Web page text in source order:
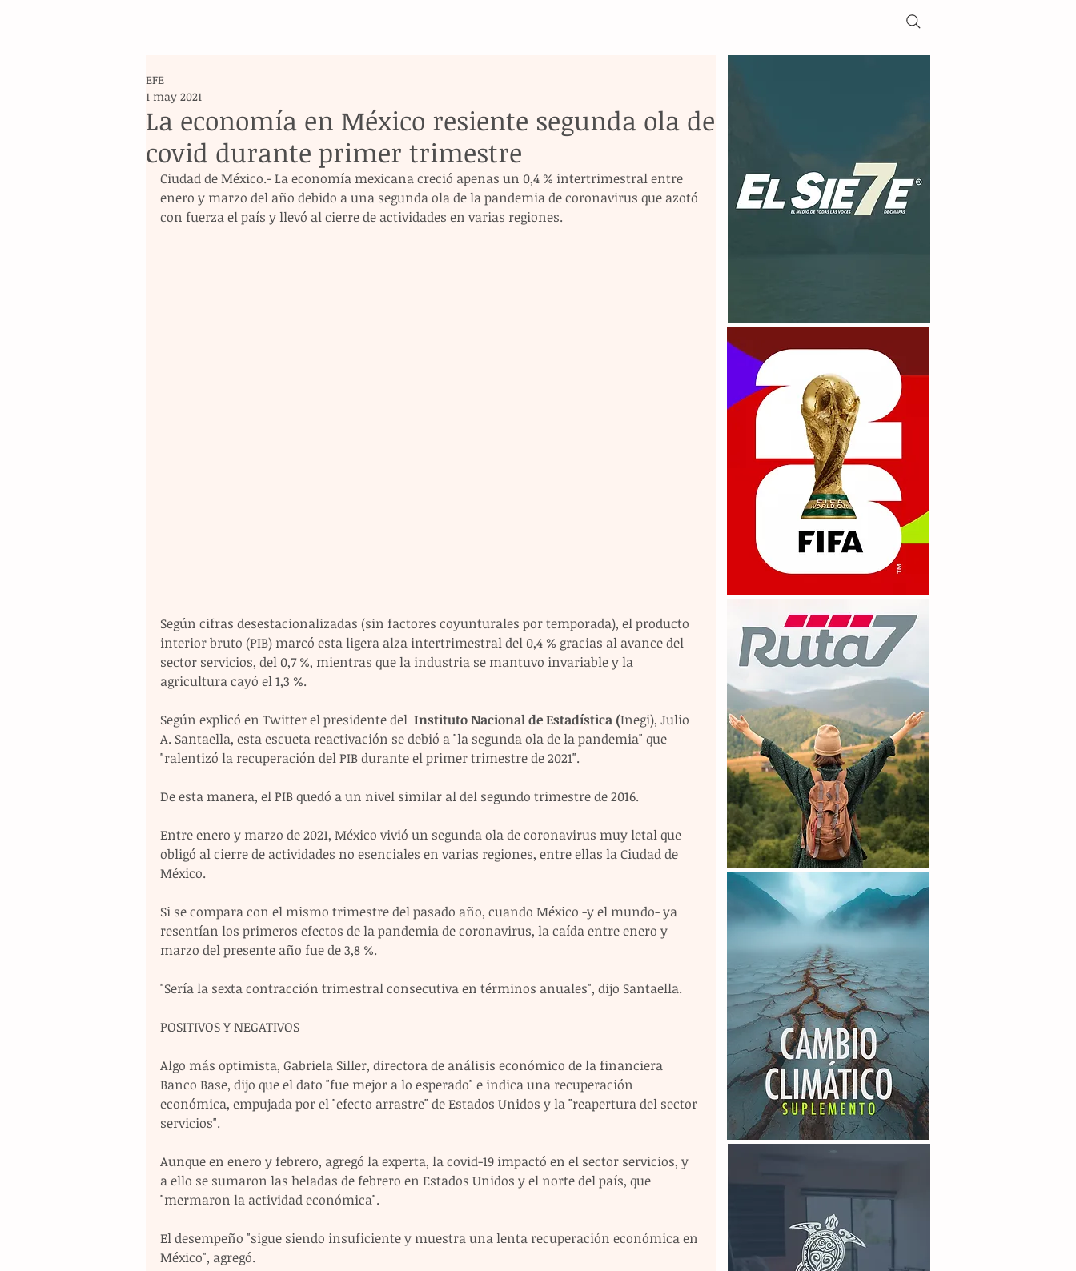
La economía en México resiente segunda ola de
covid durante primer trimestre
EFE
1 may 2021
Ciudad de México.- La economía mexicana creció apenas un 0,4 % intertrimestral entre
enero y marzo del año debido a una segunda ola de la pandemia de coronavirus que azotó
con fuerza el país y llevó al cierre de actividades en varias regiones.
Según cifras desestacionalizadas (sin factores coyunturales por temporada), el producto
interior bruto (PIB) marcó esta ligera alza intertrimestral del 0,4 % gracias al avance del
sector servicios, del 0,7 %, mientras que la industria se mantuvo invariable y la
agricultura cayó el 1,3 %.
Según explicó en Twitter el presidente del Instituto Nacional de Estadística (Inegi), Julio
A. Santaella, esta escueta reactivación se debió a "la segunda ola de la pandemia" que
"ralentizó la recuperación del PIB durante el primer trimestre de 2021".
De esta manera, el PIB quedó a un nivel similar al del segundo trimestre de 2016.
Entre enero y marzo de 2021, México vivió un segunda ola de coronavirus muy letal que
obligó al cierre de actividades no esenciales en varias regiones, entre ellas la Ciudad de
México.
Si se compara con el mismo trimestre del pasado año, cuando México -y el mundo- ya
resentían los primeros efectos de la pandemia de coronavirus, la caída entre enero y
marzo del presente año fue de 3,8 %.
"Sería la sexta contracción trimestral consecutiva en términos anuales", dijo Santaella.
POSITIVOS Y NEGATIVOS
Algo más optimista, Gabriela Siller, directora de análisis económico de la financiera
Banco Base, dijo que el dato "fue mejor a lo esperado" e indica una recuperación
económica, empujada por el "efecto arrastre" de Estados Unidos y la "reapertura del sector
servicios".
Aunque en enero y febrero, agregó la experta, la covid-19 impactó en el sector servicios, y
a ello se sumaron las heladas de febrero en Estados Unidos y el norte del país, que
"mermaron la actividad económica".
El desempeño "sigue siendo insuficiente y muestra una lenta recuperación económica en
México", agregó.